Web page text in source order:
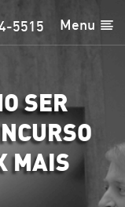
Menu
5515
SER
MAIS